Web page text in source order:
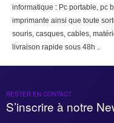
informatique : Pc portable, pc
imprimante ainsi que toute
souris, casques, cables,
livraison rapide sous 48h .
RESTER EN CONTACT
S’inscrire à notre